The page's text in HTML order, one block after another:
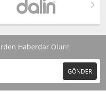
Haberdar Olun!
GÖNDER